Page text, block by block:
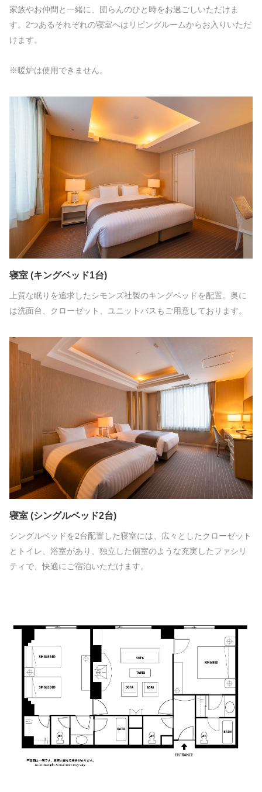
家族やお仲間と一緒に、団らんのひと時をお過ごしいただけま
す。2つあるそれぞれの寝室へはリビングルームからお入りいただ
けます。
※暖炉は使用できません。
寝室 (キングベッド1台)
上質な眠りを追求したシモンズ社製のキングベッドを配置。奥に
は洗面台、クローゼット、ユニットバスもご用意しております。
寝室 (シングルベッド2台)
シングルベッドを2台配置した寝室には、広々としたクローゼット
とトイレ、浴室があり、独立した個室のような充実したファシリ
ティで、快適にご宿泊いただけます。